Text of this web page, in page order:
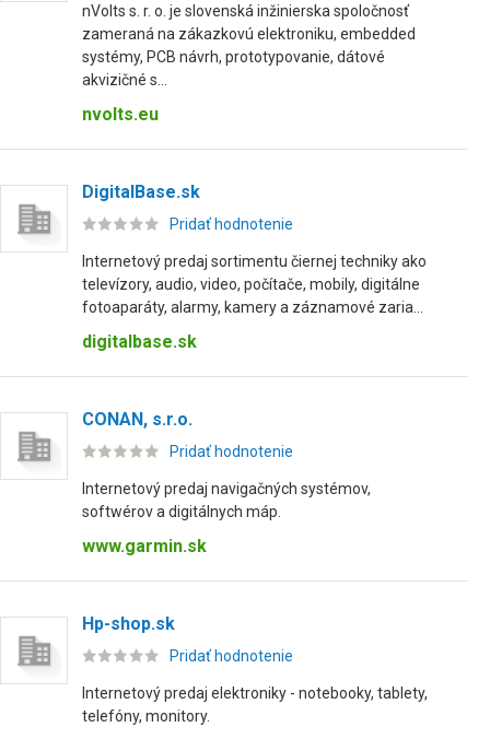
nVolts s. r. o. je slovenská inžinierska spoločnosť
zameraná na zákazkovú elektroniku, embedded
systémy, PCB návrh, prototypovanie, dátové
akvizičné s...
nvolts.eu
DigitalBase.sk
Pridať hodnotenie
Internetový predaj sortimentu čiernej techniky ako
televízory, audio, video, počítače, mobily, digitálne
fotoaparáty, alarmy, kamery a záznamové zaria...
digitalbase.sk
CONAN, s.r.o.
Pridať hodnotenie
Internetový predaj navigačných systémov,
softwérov a digitálnych máp.
www.garmin.sk
Hp-shop.sk
Pridať hodnotenie
Internetový predaj elektroniky - notebooky, tablety,
telefóny, monitory.